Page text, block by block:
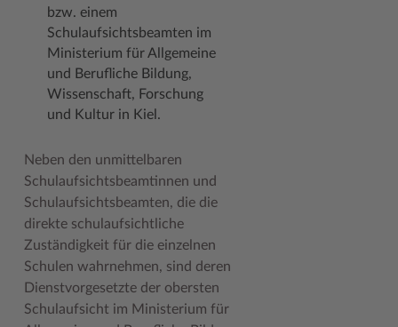
bzw. einem
Schulaufsichtsbeamten im
Ministerium für Allgemeine
und Berufliche Bildung,
Wissenschaft, Forschung
und Kultur in Kiel.
Neben den unmittelbaren
Schulaufsichtsbeamtinnen und
Schulaufsichtsbeamten, die die
direkte schulaufsichtliche
Zuständigkeit für die einzelnen
Schulen wahrnehmen, sind deren
Dienstvorgesetzte der obersten
Schulaufsicht im Ministerium für